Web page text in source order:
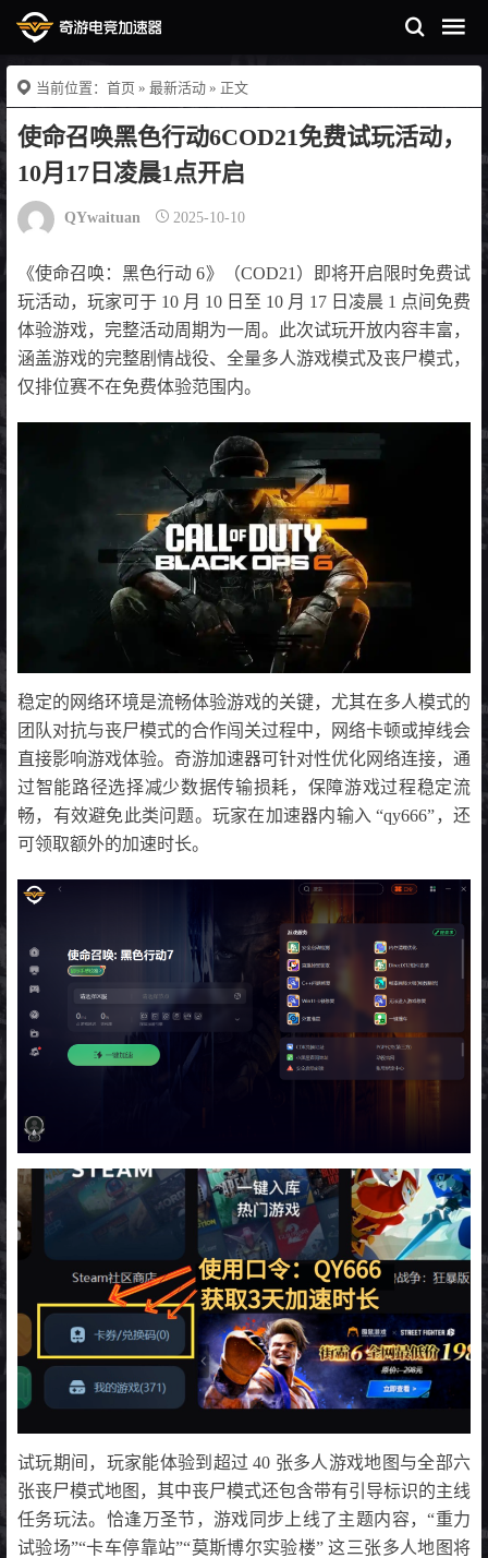
当前位置： 首页 » 最新活动 » 正文
使命召唤黑色行动6COD21免费试玩活动，
10月17日凌晨1点开启
QYwaituan 2025-10-10
《使命召唤：黑色行动 6》（COD21）即将开启限时免费试
玩活动，玩家可于 10 月 10 日至 10 月 17 日凌晨 1 点间免费
体验游戏，完整活动周期为一周。此次试玩开放内容丰富，
涵盖游戏的完整剧情战役、全量多人游戏模式及丧尸模式，
仅排位赛不在免费体验范围内。
稳定的网络环境是流畅体验游戏的关键，尤其在多人模式的
团队对抗与丧尸模式的合作闯关过程中，网络卡顿或掉线会
直接影响游戏体验。奇游加速器可针对性优化网络连接，通
过智能路径选择减少数据传输损耗，保障游戏过程稳定流
畅，有效避免此类问题。玩家在加速器内输入 “qy666”，还
可领取额外的加速时长。
试玩期间，玩家能体验到超过 40 张多人游戏地图与全部六
张丧尸模式地图，其中丧尸模式还包含带有引导标识的主线
任务玩法。恰逢万圣节，游戏同步上线了主题内容，“重力
试验场”“卡车停靠站”“莫斯博尔实验楼” 这三张多人地图将